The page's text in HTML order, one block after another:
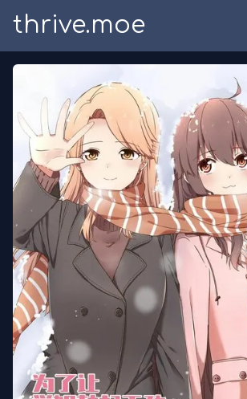
thrive.moe